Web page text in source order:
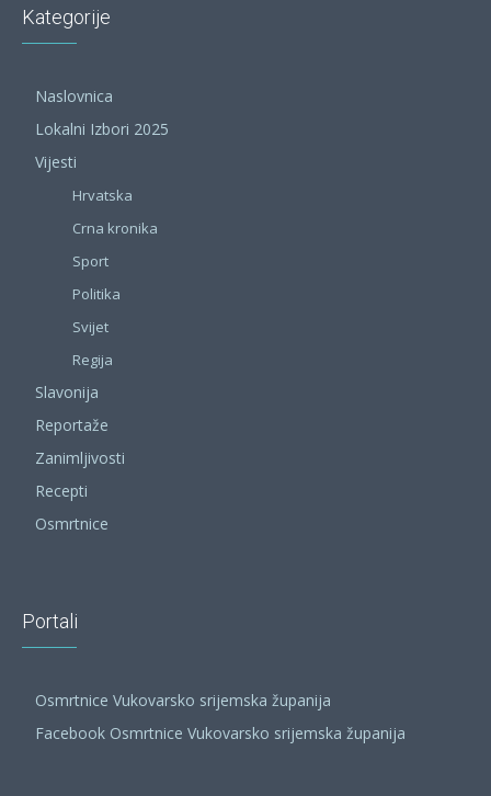
Kategorije
Naslovnica
Lokalni Izbori 2025
Vijesti
Hrvatska
Crna kronika
Sport
Politika
Svijet
Regija
Slavonija
Reportaže
Zanimljivosti
Recepti
Osmrtnice
Portali
Osmrtnice Vukovarsko srijemska županija
Facebook Osmrtnice Vukovarsko srijemska županija